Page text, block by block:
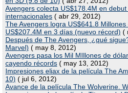
Avengers colecta US$178.4M en
internacionales ( abr 29, 2012)
The Avengers logra US$641.8
US$207.4M en 3 días (nuevo récord) (
Después de The Avengers, ¿qué
Marvel) ( may 8, 2012)
Avengers pasa los Mil MIllones de
cayendo récords ( may 13, 2012)
Impresiones eliax de la película The
10) ( jul 6, 2012)
Avance de la película The Wolverine.